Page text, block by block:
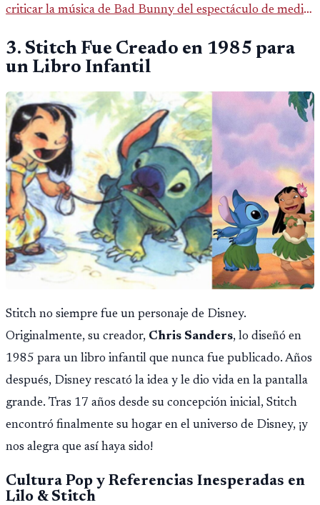
criticar la música de Bad Bunny del espectáculo de medio
3. Stitch Fue Creado en 1985 para
un Libro Infantil
Stitch no siempre fue un personaje de Disney.
Originalmente, su creador, Chris Sanders, lo diseñó en
1985 para un libro infantil que nunca fue publicado. Años
después, Disney rescató la idea y le dio vida en la pantalla
grande. Tras 17 años desde su concepción inicial, Stitch
encontró finalmente su hogar en el universo de Disney, ¡y
nos alegra que así haya sido!
Cultura Pop y Referencias Inesperadas en
Lilo & Stitch